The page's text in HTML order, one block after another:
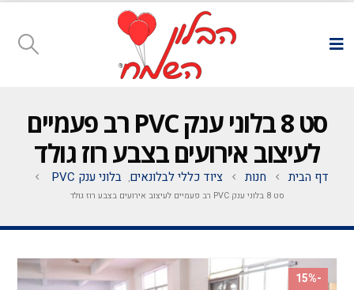
סט 8 בלוני ענק PVC רב פעמיים
לעיצוב אירועים בצבע רוז גולד
דף הבית חנות ציוד כללי לבלונאים, בלוני ענק PVC
סט 8 בלוני ענק PVC רב פעמיים לעיצוב אירועים בצבע רוז גולד
-15%